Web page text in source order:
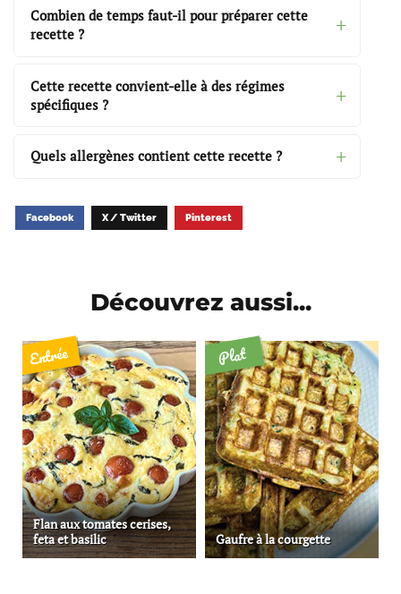
Combien de temps faut-il pour préparer cette
recette ?
Cette recette convient-elle à des régimes
spécifiques ?
Quels allergènes contient cette recette ?
Facebook X / Twitter Pinterest
Découvrez aussi...
Entrée
Flan aux tomates cerises,
feta et basilic
Plat
Gaufre à la courgette